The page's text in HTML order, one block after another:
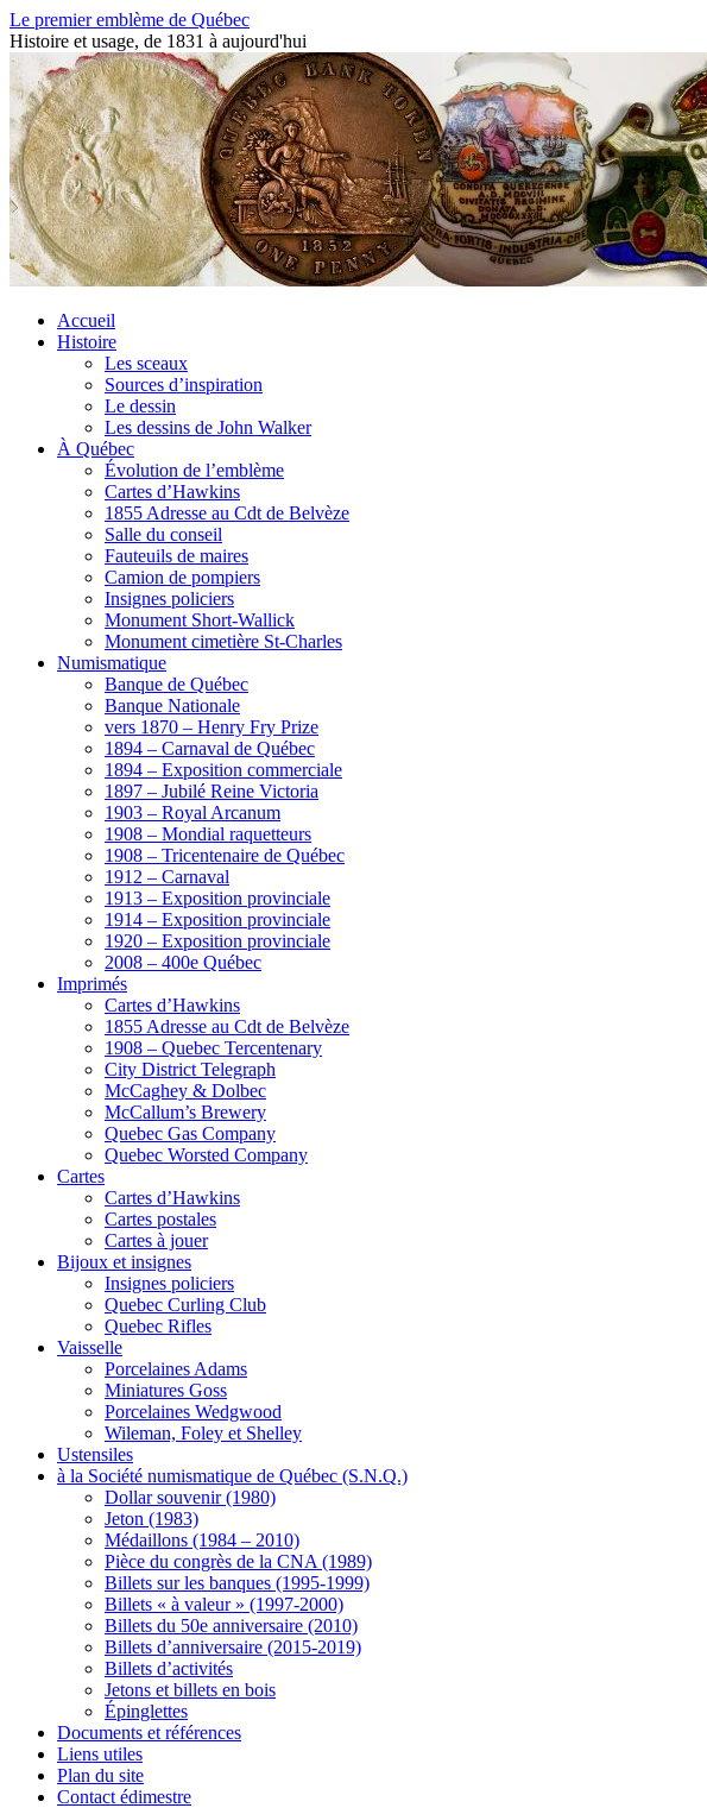
Aller
au
contenu
Le premier emblème de Québec
Histoire et usage, de 1831 à aujourd'hui
Accueil
Histoire
Les sceaux
Sources d’inspiration
Le dessin
Les dessins de John Walker
À Québec
Évolution de l’emblème
Cartes d’Hawkins
1855 Adresse au Cdt de Belvèze
Salle du conseil
Fauteuils de maires
Camion de pompiers
Insignes policiers
Monument Short-Wallick
Monument cimetière St-Charles
Numismatique
Banque de Québec
Banque Nationale
vers 1870 – Henry Fry Prize
1894 – Carnaval de Québec
1894 – Exposition commerciale
1897 – Jubilé Reine Victoria
1903 – Royal Arcanum
1908 – Mondial raquetteurs
1908 – Tricentenaire de Québec
1912 – Carnaval
1913 – Exposition provinciale
1914 – Exposition provinciale
1920 – Exposition provinciale
2008 – 400e Québec
Imprimés
Cartes d’Hawkins
1855 Adresse au Cdt de Belvèze
1908 – Quebec Tercentenary
City District Telegraph
McCaghey & Dolbec
McCallum’s Brewery
Quebec Gas Company
Quebec Worsted Company
Cartes
Cartes d’Hawkins
Cartes postales
Cartes à jouer
Bijoux et insignes
Insignes policiers
Quebec Curling Club
Quebec Rifles
Vaisselle
Porcelaines Adams
Miniatures Goss
Porcelaines Wedgwood
Wileman, Foley et Shelley
Ustensiles
à la Société numismatique de Québec (S.N.Q.)
Dollar souvenir (1980)
Jeton (1983)
Médaillons (1984 – 2010)
Pièce du congrès de la CNA (1989)
Billets sur les banques (1995-1999)
Billets « à valeur » (1997-2000)
Billets du 50e anniversaire (2010)
Billets d’anniversaire (2015-2019)
Billets d’activités
Jetons et billets en bois
Épinglettes
Documents et références
Liens utiles
Plan du site
Contact édimestre